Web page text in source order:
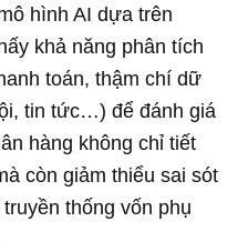
hình AI dựa trên
khả năng phân tích
toán, thậm chí dữ
tin tức…) để đánh giá
hàng không chỉ tiết
còn giảm thiểu sai sót
thống vốn phụ